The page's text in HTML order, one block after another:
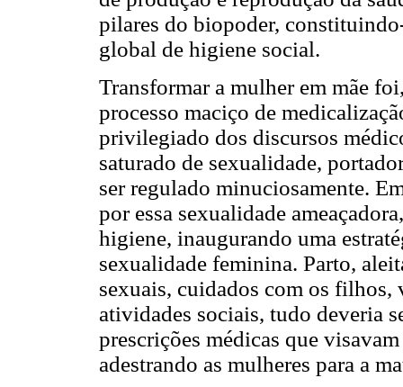
pilares do biopoder,
global de higiene social.
Transformar a mulher em mãe
processo maciço de
privilegiado dos discursos
saturado de sexualidade,
ser regulado minuciosamente.
por essa sexualidade
higiene, inaugurando uma
sexualidade feminina. Parto,
sexuais, cuidados com os filhos,
atividades sociais, tudo deveria
prescrições médicas que
adestrando as mulheres para a